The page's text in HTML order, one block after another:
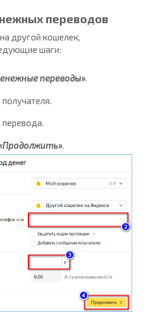
переводов
другой кошелек,
шаги:
переводы».